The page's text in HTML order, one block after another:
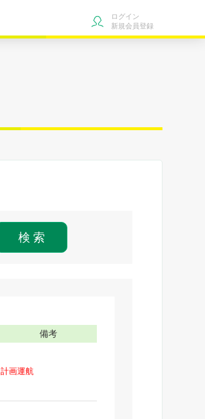
ログイン
新規会員登録
検 索
備考
計画運航